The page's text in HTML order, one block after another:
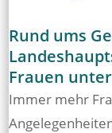
Rund ums
Frauen
Immer mehr